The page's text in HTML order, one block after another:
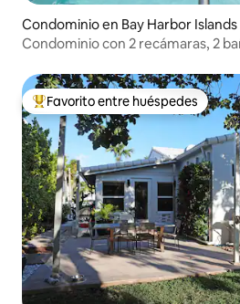
Condominio en Bay Harbor Islands
Condominio con 2 recámaras, 2
De los mejores en Favorito entre
Favorito entre huéspedes